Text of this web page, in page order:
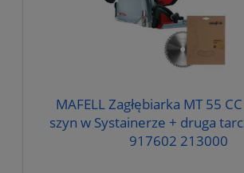
MAFELL Zagłębiarka MT 55
szyn w Systainerze + druga
917602 213000